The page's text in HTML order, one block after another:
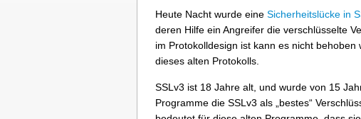
Heute Nacht wurde eine Sicherheitslücke in
deren Hilfe ein Angreifer die verschlüsselte
im Protokolldesign ist kann es nicht
dieses alten Protokolls.
SSLv3 ist 18 Jahre alt, und wurde von 15
Programme die SSLv3 als „bestes“